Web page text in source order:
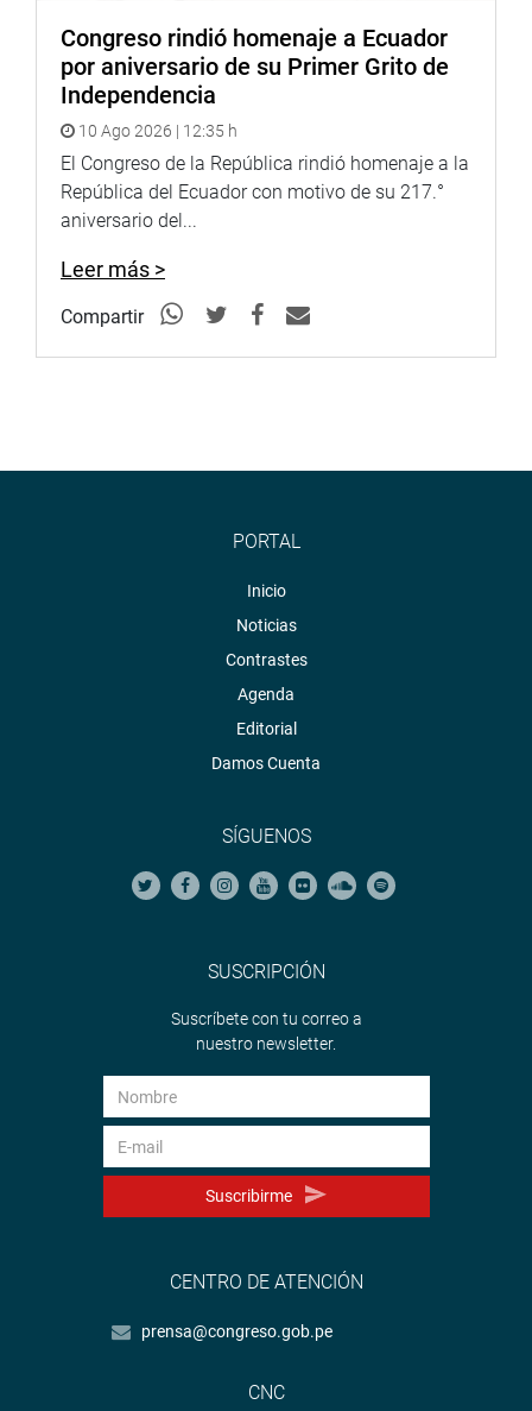
Congreso rindió homenaje a Ecuador
por aniversario de su Primer Grito de
Independencia
10 Ago 2026 | 12:35 h
El Congreso de la República rindió homenaje a la
República del Ecuador con motivo de su 217.°
aniversario del...
Leer más >
Compartir
PORTAL
Inicio
Noticias
Contrastes
Agenda
Editorial
Damos Cuenta
SÍGUENOS
SUSCRIPCIÓN
Suscríbete con tu correo a
nuestro newsletter.
Suscribirme
CENTRO DE ATENCIÓN
prensa@congreso.gob.pe
CNC